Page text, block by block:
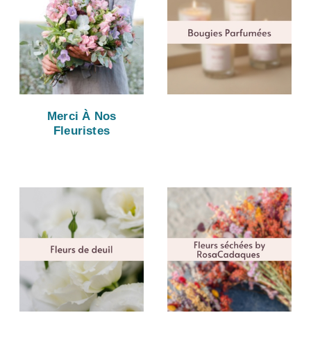
Merci À Nos
Fleuristes